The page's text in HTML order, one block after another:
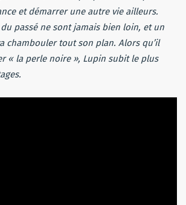
et démarrer une autre vie ailleurs.
passé ne sont jamais bien loin, et un
chambouler tout son plan. Alors qu’il
« la perle noire », Lupin subit le plus